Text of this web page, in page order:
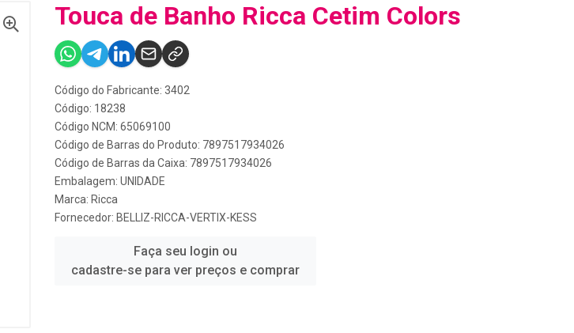
Touca de Banho Ricca Cetim Colors
Código do Fabricante: 3402
Código: 18238
Código NCM: 65069100
Código de Barras do Produto: 7897517934026
Código de Barras da Caixa: 7897517934026
Embalagem: UNIDADE
Marca: Ricca
Fornecedor: BELLIZ-RICCA-VERTIX-KESS
Faça seu login ou
cadastre-se para ver preços e comprar